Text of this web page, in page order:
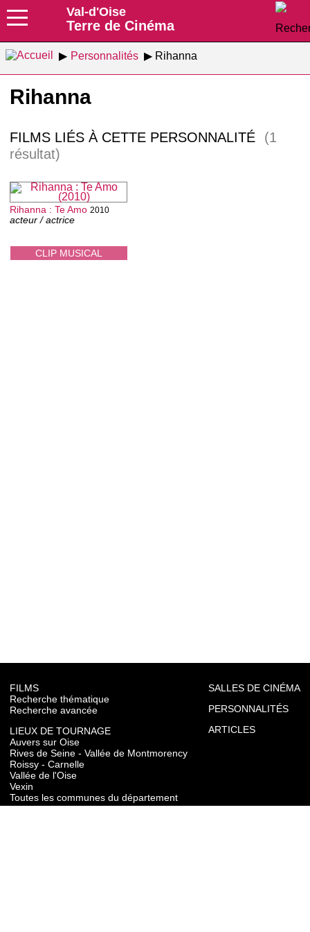
Val-d'Oise
Terre de Cinéma
Personnalités Rihanna
Rihanna
FILMS LIÉS À CETTE PERSONNALITÉ
(1
résultat)
CLIP MUSICAL
Rihanna : Te Amo 2010
acteur / actrice
FILMS
Recherche thématique
Recherche avancée
LIEUX DE TOURNAGE
Auvers sur Oise
Rives de Seine - Vallée de Montmorency
Roissy - Carnelle
Vallée de l'Oise
Vexin
Toutes les communes du département
SALLES DE CINÉMA
PERSONNALITÉS
ARTICLES